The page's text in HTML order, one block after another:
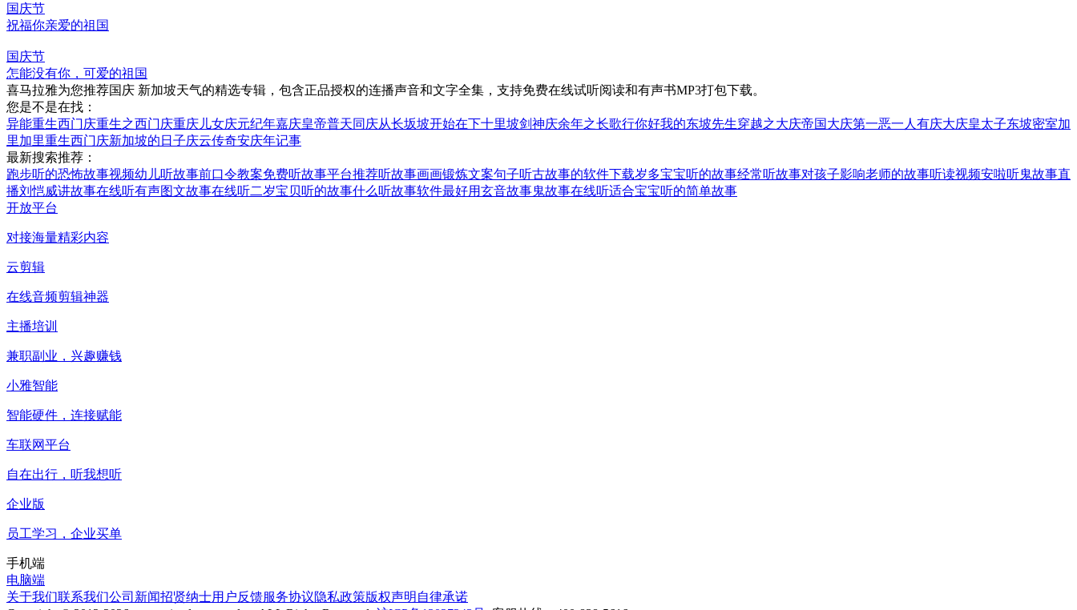
国庆节
祝福你亲爱的祖国
国庆节
怎能没有你，可爱的祖国
喜马拉雅为您推荐国庆 新加坡天气的精选专辑，包含正品授权的连播声音和文字全集，支持免费在线试听阅读和有声书MP3打包下载。
您是不是在找：
异能重生西门庆重生之西门庆重庆儿女庆元纪年嘉庆皇帝普天同庆从长坂坡开始在下十里坡剑神庆余年之长歌行你好我的东坡先生穿越之大庆帝国大庆第一恶一人有庆大庆皇太子东坡密室加
里加里重生西门庆新加坡的日子庆云传奇安庆年记事
最新搜索推荐：
跑步听的恐怖故事视频幼儿听故事前口令教案免费听故事平台推荐听故事画画锻炼文案句子听古故事的软件下载岁多宝宝听的故事经常听故事对孩子影响老师的故事听读视频安啦听鬼故事直
播刘恺威讲故事在线听有声图文故事在线听二岁宝贝听的故事什么听故事软件最好用玄音故事鬼故事在线听适合宝宝听的简单故事
开放平台
对接海量精彩内容
云剪辑
在线音频剪辑神器
主播培训
兼职副业，兴趣赚钱
小雅智能
智能硬件，连接赋能
车联网平台
自在出行，听我想听
企业版
员工学习，企业买单
手机端
电脑端
关于我们联系我们公司新闻招贤纳士用户反馈服务协议隐私政策版权声明 自律承诺